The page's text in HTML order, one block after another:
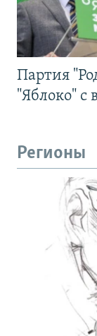
Партия
"Яблоко" с
Регионы